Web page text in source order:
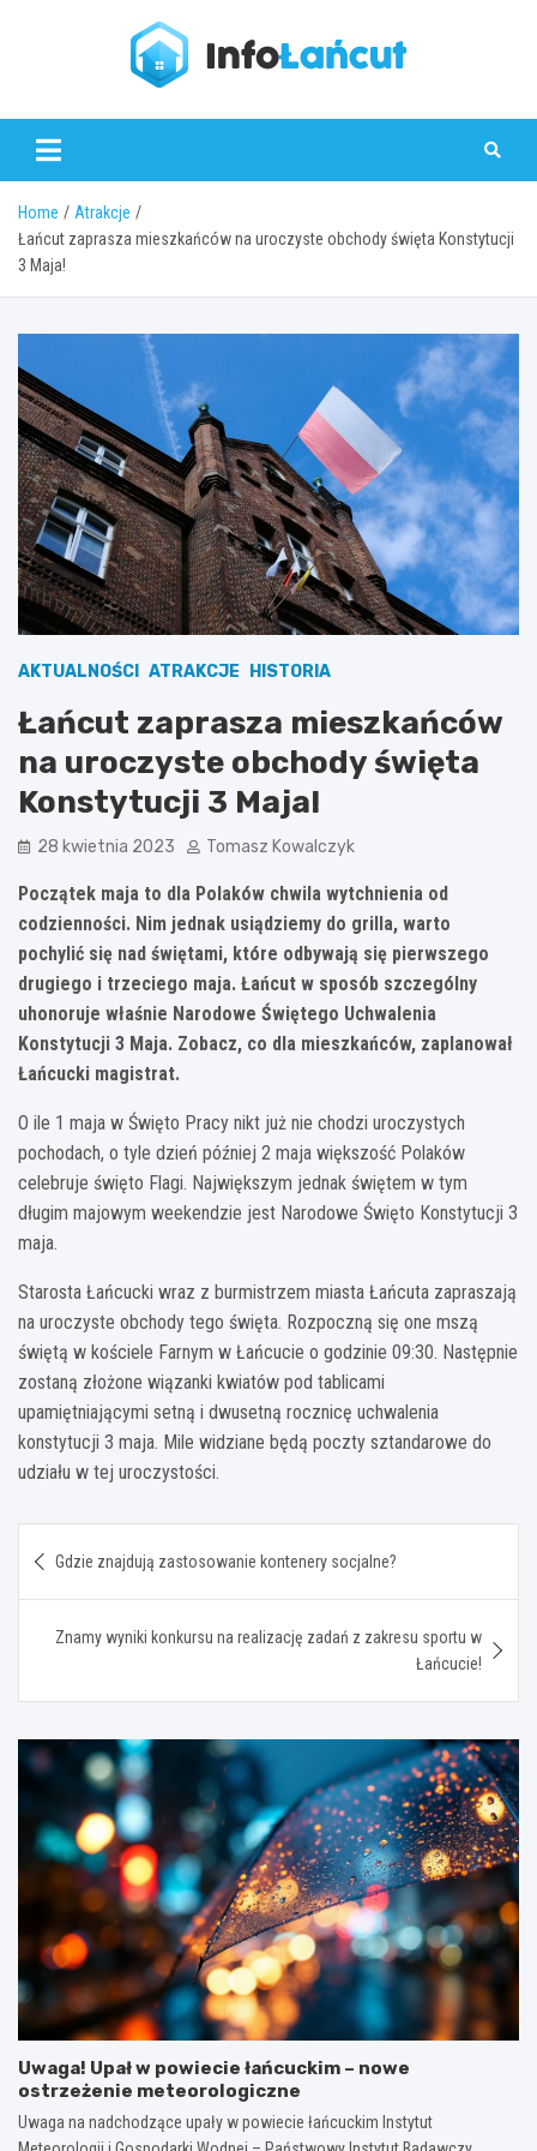
infolancut.pl
Home
Atrakcje
Łańcut zaprasza mieszkańców na uroczyste obchody święta Konstytucji
3 Maja!
AKTUALNOŚCI ATRAKCJE HISTORIA
Łańcut zaprasza mieszkańców
na uroczyste obchody święta
Konstytucji 3 Maja!
28 kwietnia 2023 Tomasz Kowalczyk
Początek maja to dla Polaków chwila wytchnienia od
codzienności. Nim jednak usiądziemy do grilla, warto
pochylić się nad świętami, które odbywają się pierwszego
drugiego i trzeciego maja. Łańcut w sposób szczególny
uhonoruje właśnie Narodowe Świętego Uchwalenia
Konstytucji 3 Maja. Zobacz, co dla mieszkańców, zaplanował
Łańcucki magistrat.
O ile 1 maja w Święto Pracy nikt już nie chodzi uroczystych
pochodach, o tyle dzień później 2 maja większość Polaków
celebruje święto Flagi. Największym jednak świętem w tym
długim majowym weekendzie jest Narodowe Święto Konstytucji 3
maja.
Starosta Łańcucki wraz z burmistrzem miasta Łańcuta zapraszają
na uroczyste obchody tego święta. Rozpoczną się one mszą
świętą w kościele Farnym w Łańcucie o godzinie 09:30. Następnie
zostaną złożone wiązanki kwiatów pod tablicami
upamiętniającymi setną i dwusetną rocznicę uchwalenia
konstytucji 3 maja. Mile widziane będą poczty sztandarowe do
udziału w tej uroczystości.
wpisu
Gdzie znajdują zastosowanie kontenery socjalne?
Znamy wyniki konkursu na realizację zadań z zakresu sportu w
Łańcucie!
Uwaga! Upał w powiecie łańcuckim – nowe
ostrzeżenie meteorologiczne
Uwaga na nadchodzące upały w powiecie łańcuckim Instytut